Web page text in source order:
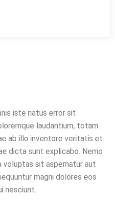
iste natus error sit
laudantium, totam
ab illo inventore veritatis et
dicta sunt explicabo. Nemo
voluptas sit aspernatur aut
magni dolores eos
nesciunt.